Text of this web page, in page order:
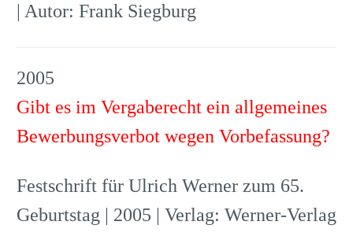
| Autor: Frank Siegburg
2005
Gibt es im Vergaberecht ein allgemeines
Bewerbungsverbot wegen Vorbefassung?
Festschrift für Ulrich Werner zum 65.
Geburtstag | 2005 | Verlag: Werner-Verlag